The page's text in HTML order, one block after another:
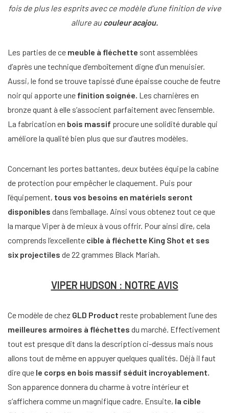
fois de plus les esprits avec ce modèle d’une finition de vive
allure aucouleur acajou.
Les parties de ce meuble à fléchette sont assemblées
d’après une technique d’emboîtement digne d’un menuisier.
Aussi, le fond se trouve tapissé d’une épaisse couche de feutre
noir qui apporte une finition soignée. Les charnières en
bronze quant à elle s’associent parfaitement avec l’ensemble.
La fabrication en bois massif procure une solidité durable qui
améliore la qualité bien plus que sur d’autres modèles.
Concernant les portes battantes, deux butées équipe la cabine
de protection pour empêcher le claquement. Puis pour
l’équipement, tous vos besoins en matériels seront
disponibles dans l’emballage. Ainsi vous obtenez tout ce que
la marque Viper à de mieux à vous offrir. Pour ainsi dire, cela
comprends l’excellente cible à fléchette King Shot et ses
six projectiles de 22 grammes Black Mariah.
VIPER HUDSON : NOTRE AVIS
Ce modèle de chez GLD Product reste probablement l’une des
meilleures armoires à fléchettes du marché. Effectivement
tout est presque dit dans la description ci-dessus mais nous
allons tout de même en appuyer quelques qualités. Déjà il faut
dire que le corps en bois massif séduit incroyablement.
Son apparence donnera du charme à votre intérieur et
s’affichera comme un magnifique cadre. Ensuite, la cible